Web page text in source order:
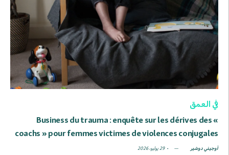
في العمق
Business du trauma : enquête sur les dérives des «
coachs » pour femmes victimes de violences conjugales
أوجيني دوشير 29 يوليو، 2026